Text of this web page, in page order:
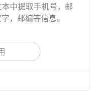
中提取手机号，邮
，邮编等信息。